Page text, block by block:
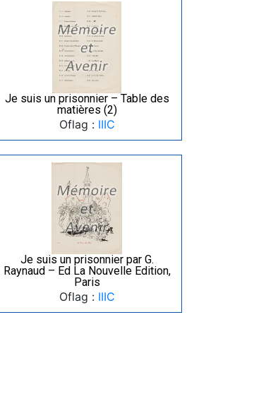
Je suis un prisonnier – Table des
matières (2)
Oflag : IIIC
Je suis un prisonnier par G.
Raynaud – Ed La Nouvelle Edition,
Paris
Oflag : IIIC